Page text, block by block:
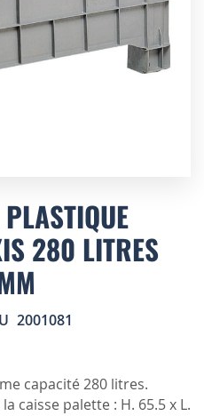
280 LITRES
2001081
capacité 280 litres.
caisse palette : H. 65.5 x L.